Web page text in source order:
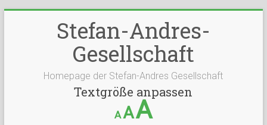
Stefan-Andres-
Gesellschaft
Homepage der Stefan-Andres Gesellschaft
Textgröße anpassen
AAA